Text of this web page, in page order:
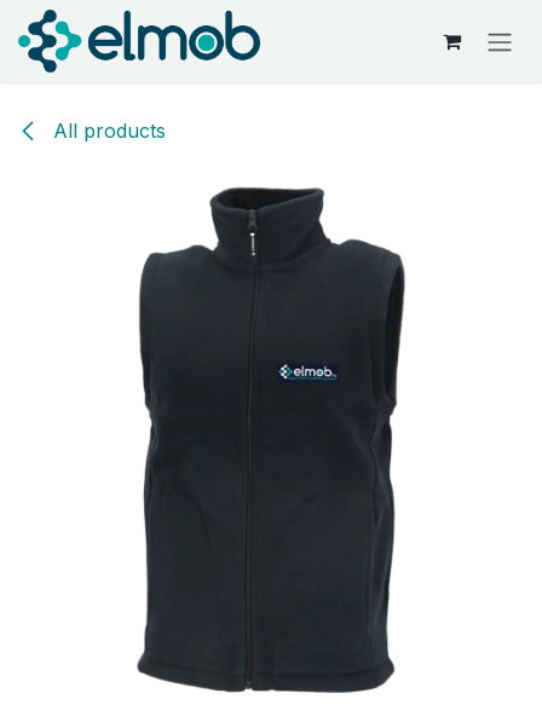
Kihagyás és továbblépés a tartalomhoz
All products